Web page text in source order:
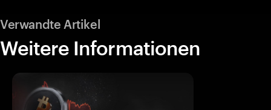
Verwandte Artikel
Weitere Informationen